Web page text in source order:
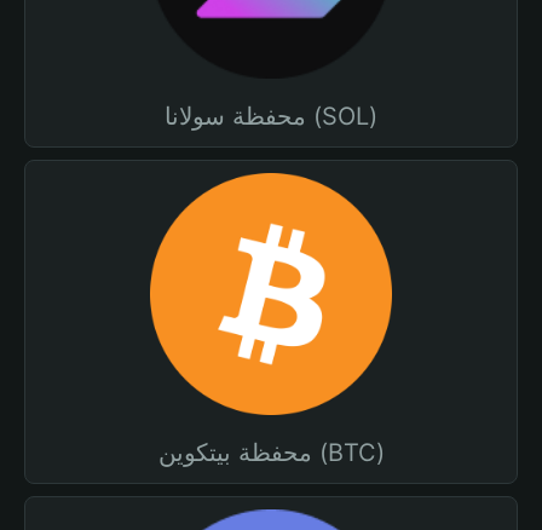
محفظة سولانا (SOL)
محفظة بيتكوين (BTC)